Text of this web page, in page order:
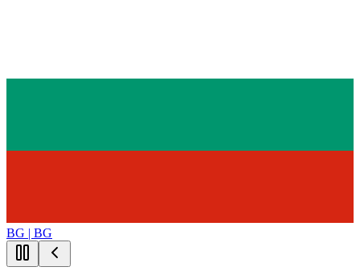
BG | BG